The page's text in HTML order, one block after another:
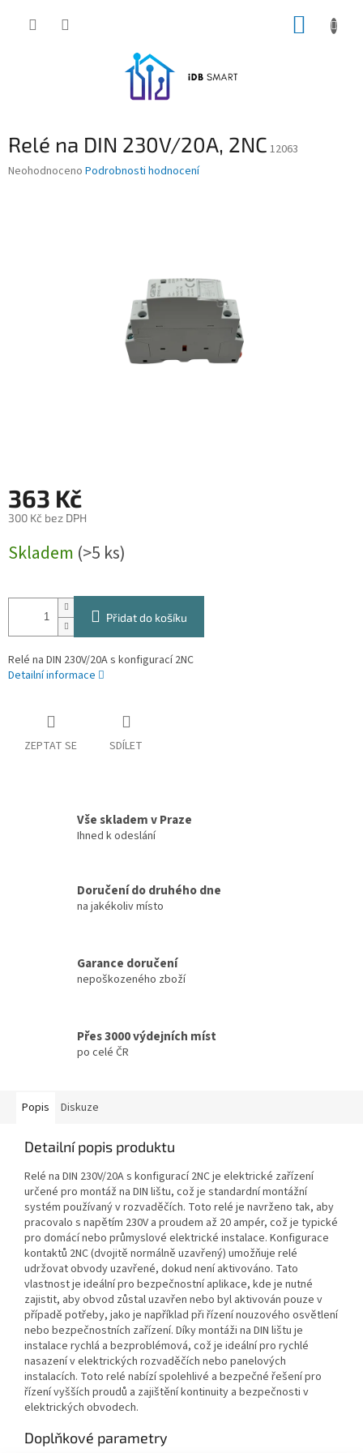
Relé na DIN 230V/20A, 2NC 12063
Průměrné
Neohodnoceno Podrobnosti hodnocení
363 Kč
300 Kč bez DPH
cena:
Skladem (>5 ks)
Přidat do košíku
Relé na DIN 230V/20A s konfigurací 2NC
Detailní informace
ZEPTAT SE SDÍLET
Vše skladem v Praze
Ihned k odeslání
Doručení do druhého dne
na jakékoliv místo
Garance doručení
nepoškozeného zboží
Přes 3000 výdejních míst
po celé ČR
Popis Diskuze
Detailní popis produktu
Relé na DIN 230V/20A s konfigurací 2NC je elektrické zařízení
určené pro montáž na DIN lištu, což je standardní montážní
systém používaný v rozvaděčích. Toto relé je navrženo tak, aby
pracovalo s napětím 230V a proudem až 20 ampér, což je typické
pro domácí nebo průmyslové elektrické instalace. Konfigurace
kontaktů 2NC (dvojitě normálně uzavřený) umožňuje relé
udržovat obvody uzavřené, dokud není aktivováno. Tato
vlastnost je ideální pro bezpečnostní aplikace, kde je nutné
zajistit, aby obvod zůstal uzavřen nebo byl aktivován pouze v
případě potřeby, jako je například při řízení nouzového osvětlení
nebo bezpečnostních zařízení. Díky montáži na DIN lištu je
instalace rychlá a bezproblémová, což je ideální pro rychlé
nasazení v elektrických rozvaděčích nebo panelových
instalacích. Toto relé nabízí spolehlivé a bezpečné řešení pro
řízení vyšších proudů a zajištění kontinuity a bezpečnosti v
elektrických obvodech.
Doplňkové parametry